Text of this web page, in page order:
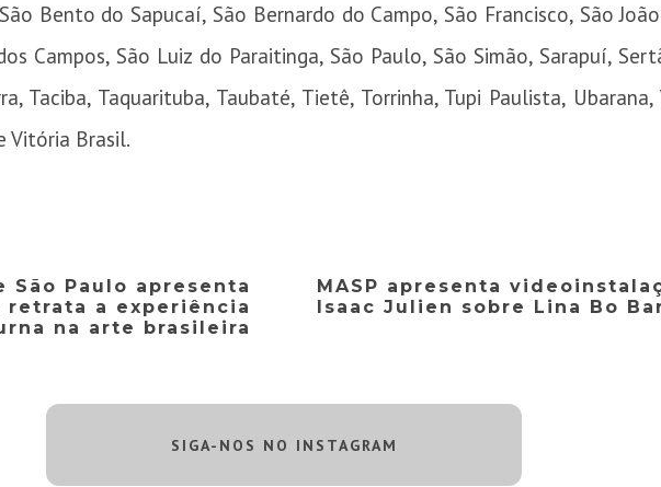
Bento do Sapucaí, São Bernardo do Campo, São Francisco, São
Campos, São Luiz do Paraitinga, São Paulo, São Simão, Sarapuí,
Taciba, Taquarituba, Taubaté, Tietê, Torrinha, Tupi Paulista, Ubarana,
Vitória Brasil.
São Paulo apresenta
retrata a experiência
na arte brasileira
MASP apresenta
Isaac Julien sobre Lina Bo
SIGA-NOS NO INSTAGRAM